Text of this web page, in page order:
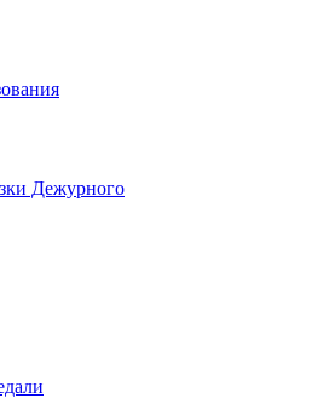
Дежурного